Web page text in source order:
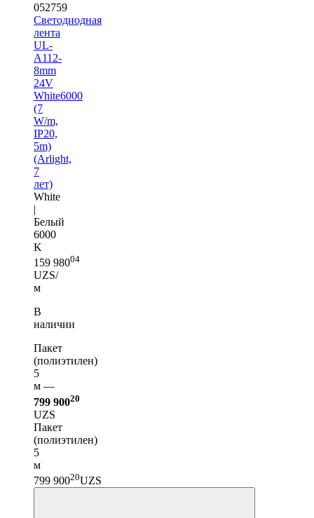
052759
Светодиодная
лента
UL-
A112-
8mm
24V
White6000
(7
W/m,
IP20,
5m)
(Arlight,
7
лет)
White
|
Белый
6000
K
159 98004
UZS/
м
В
наличии
Пакет
(полиэтилен)
5
м —
799 90020
UZS
Пакет
(полиэтилен)
5
м
799 90020UZS